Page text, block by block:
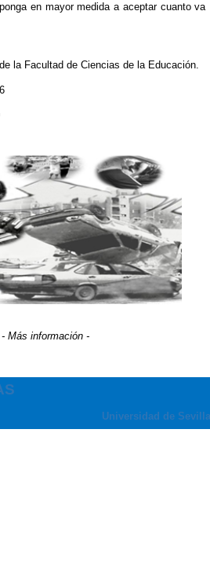
en mayor medida a aceptar cuanto va
la Facultad de Ciencias de la Educación.
- Más información -
Universidad de